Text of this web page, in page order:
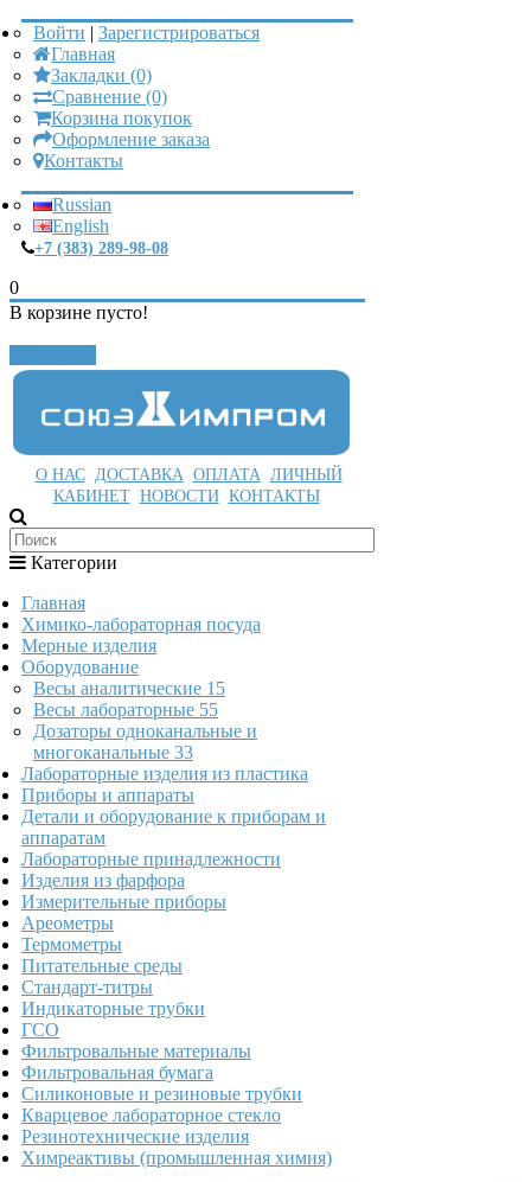
Войти | Зарегистрироваться
Главная
Закладки (0)
Сравнение (0)
Корзина покупок
Оформление заказа
Контакты
Russian
English
+7 (383) 289-98-08
0
В корзине пусто!
О НАС ДОСТАВКА ОПЛАТА ЛИЧНЫЙ
КАБИНЕТ НОВОСТИ КОНТАКТЫ
Категории
Главная
Химико-лабораторная посуда
Мерные изделия
Оборудование
Весы аналитические 15
Весы лабораторные 55
Дозаторы одноканальные и
многоканальные 33
Лабораторные изделия из пластика
Приборы и аппараты
Детали и оборудование к приборам и
аппаратам
Лабораторные принадлежности
Изделия из фарфора
Измерительные приборы
Ареометры
Термометры
Питательные среды
Стандарт-титры
Индикаторные трубки
ГСО
Фильтровальные материалы
Фильтровальная бумага
Силиконовые и резиновые трубки
Кварцевое лабораторное стекло
Резинотехнические изделия
Химреактивы (промышленная химия)